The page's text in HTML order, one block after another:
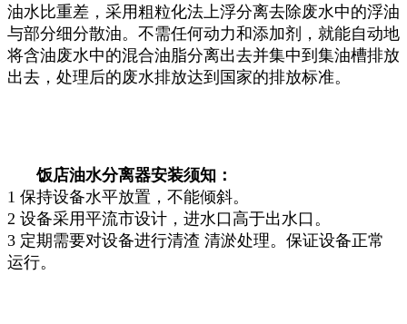
油水比重差，采用粗粒化法上浮分离去除废水中的浮油
与部分细分散油。不需任何动力和添加剂，就能自动地
将含油废水中的混合油脂分离出去并集中到集油槽排放
出去，处理后的废水排放达到国家的排放标准。
饭店油水分离器安装须知：
1 保持设备水平放置，不能倾斜。
2 设备采用平流市设计，进水口高于出水口。
3 定期需要对设备进行清渣 清淤处理。保证设备正常
运行。